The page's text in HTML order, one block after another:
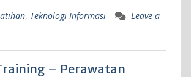
, Teknologi Informasi
Leave a
– Perawatan